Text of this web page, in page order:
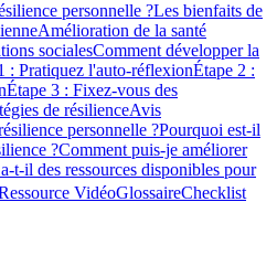
personnelle ?Les bienfaits de
Amélioration de la santé
socialesComment développer la
: Pratiquez l'auto-réflexionÉtape 2 :
Étape 3 : Fixez-vous des
de résilienceAvis
personnelle ?Pourquoi est-il
?Comment puis-je améliorer
t-il des ressources disponibles pour
VidéoGlossaireChecklist